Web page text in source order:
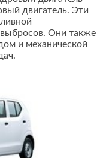
двигатель. Эти
Они также
и механической